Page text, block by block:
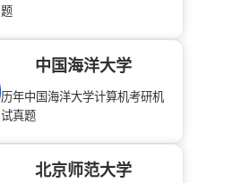
题
中国海洋大学
历年中国海洋大学计算机考研机
试真题
北京师范大学